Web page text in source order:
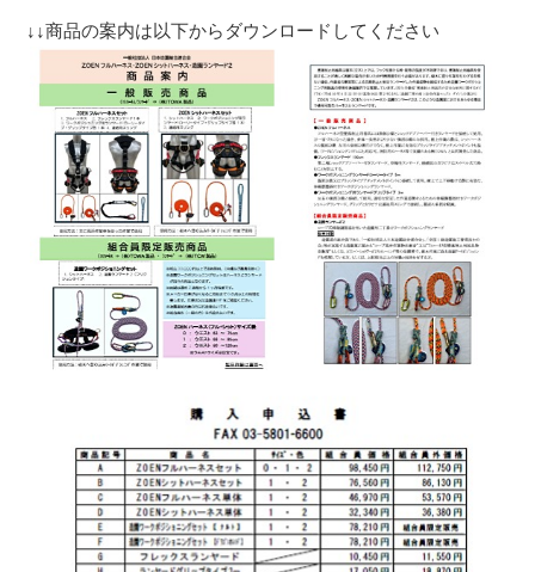
↓↓商品の案内は以下からダウンロードしてください